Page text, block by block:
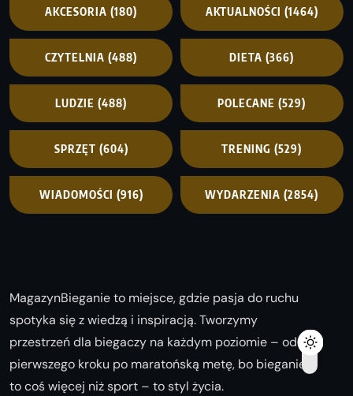
AKCESORIA (180) AKTUALNOŚCI (1464)
CZYTELNIA (488) DIETA (366)
LUDZIE (488) POLECANE (529)
SPRZĘT (604) TRENING (529)
WIADOMOŚCI (916) WYDARZENIA (2854)
MagazynBieganie to miejsce, gdzie pasja do ruchu
spotyka się z wiedzą i inspiracją. Tworzymy
przestrzeń dla biegaczy na każdym poziomie – od
pierwszego kroku po maratońską metę, bo bieganie
to coś więcej niż sport – to styl życia.